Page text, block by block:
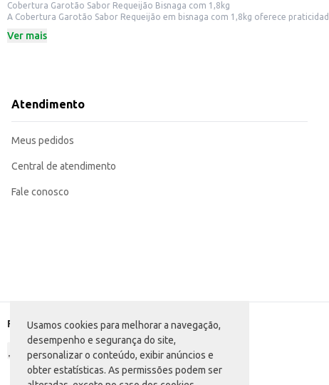
Usamos cookies para melhorar a navegação,
desempenho e segurança do site,
personalizar o conteúdo, exibir anúncios e
obter estatísticas. As permissões podem ser
Cobertura Garotão Sabor Requeijão Bisnaga com 1,8kg
A Cobertura Garotão Sabor Requeijão em bisnaga com 1,8kg oferece praticidade e rendimento para diversas aplicações. Sua embalagem em bisnaga
Dicas de uso:
A Cobertura Garotão Sabor Requeijão apresenta-se como uma solução eficiente para quem busca
benefício, atendendo às necessidades de diferentes tipos de clientes.
Marca: Garotão
Categoria: Cream cheese e requeijão
EAN: 59533983
Ver mais
Atendimento
Meus pedidos
Central de atendimento
Fale conosco
Formas de pagamento